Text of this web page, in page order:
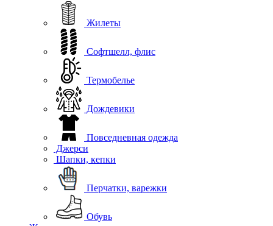
Жилеты
Софтшелл, флис
Термобелье
Дождевики
Повседневная одежда
Джерси
Шапки, кепки
Перчатки, варежки
Обувь